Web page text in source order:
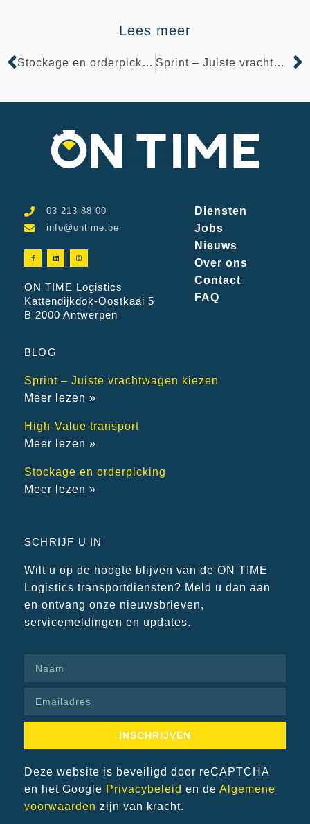
Lees meer
Stockage en orderpicking Sprint – Juiste vrachtwagen kiezen
03 213 88 00
info@ontime.be
ON TIME Logistics
Kattendijkdok-Oostkaai 5
B 2000 Antwerpen
Diensten
Jobs
Nieuws
Over ons
Contact
FAQ
BLOG
Sprint – Juiste vrachtwagen kiezen
Meer lezen »
High-Value transport
Meer lezen »
Stockage en orderpicking
Meer lezen »
SCHRIJF U IN
Wilt u op de hoogte blijven van de ON TIME
Logistics transportdiensten? Meld u dan aan
en ontvang onze nieuwsbrieven,
servicemeldingen en updates.
INSCHRIJVEN
Deze website is beveiligd door reCAPTCHA
en het Google Privacybeleid en de Algemene
voorwaarden zijn van kracht.